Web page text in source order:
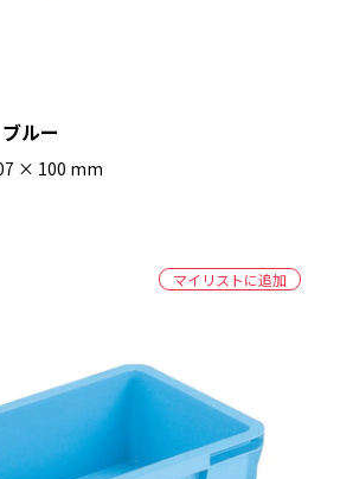
ルー
× 100 mm
マイリストに追加